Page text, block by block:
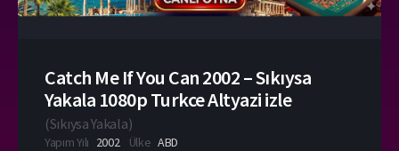
Catch Me If You Can 2002 – Sıkıysa
Yakala 1080p Turkce Altyazi izle
(Sıkıysa Yakala)
Yapım Yılı 2002 Ülke ABD